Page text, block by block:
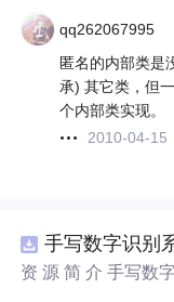
qq262067995
匿名的内部类是
承) 其它类，但
个内部类实现。
2010-04-15
手写数字识别
资 源 简 介 手写数